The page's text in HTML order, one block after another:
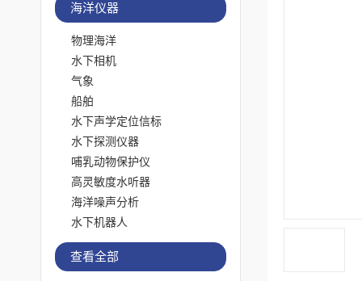
海洋仪器
物理海洋
水下相机
气象
船舶
水下声学定位信标
水下探测仪器
哺乳动物保护仪
高灵敏度水听器
海洋噪声分析
水下机器人
查看全部